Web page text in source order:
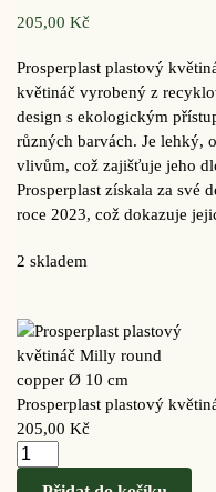
205,00 Kč
Prosperplast plastový
květináč vyrobený z
design s ekologickým
různých barvách. Je lehký,
vlivům, což zajišťuje jeho
Prosperplast získala za své
roce 2023, což dokazuje
2 skladem
Prosperplast plastový
205,00 Kč